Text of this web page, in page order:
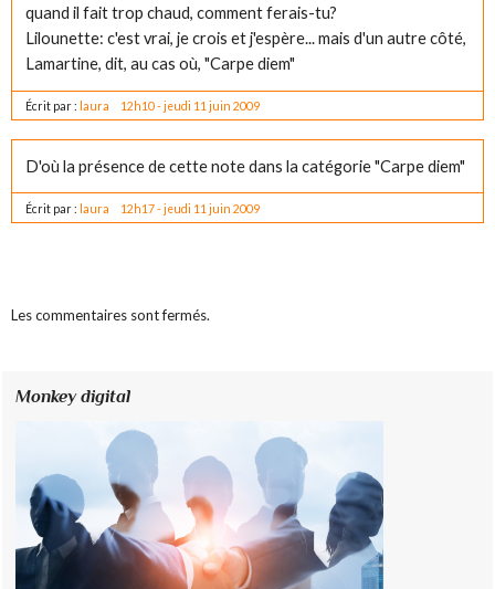
quand il fait trop chaud, comment ferais-tu?
Lilounette: c'est vrai, je crois et j'espère... mais d'un autre côté,
Lamartine, dit, au cas où, "Carpe diem"
Écrit par : laura 12h10- jeudi 11 juin 2009
D'où la présence de cette note dans la catégorie "Carpe diem"
Écrit par : laura 12h17-jeudi 11 juin 2009
Les commentaires sont fermés.
Monkey digital